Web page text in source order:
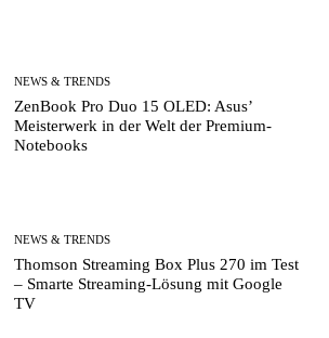
NEWS & TRENDS
ZenBook Pro Duo 15 OLED: Asus’
Meisterwerk in der Welt der Premium-
Notebooks
NEWS & TRENDS
Thomson Streaming Box Plus 270 im Test
– Smarte Streaming-Lösung mit Google
TV